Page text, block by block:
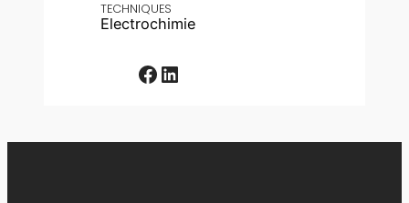
TECHNIQUES
Electrochimie
Facebook LinkedIn